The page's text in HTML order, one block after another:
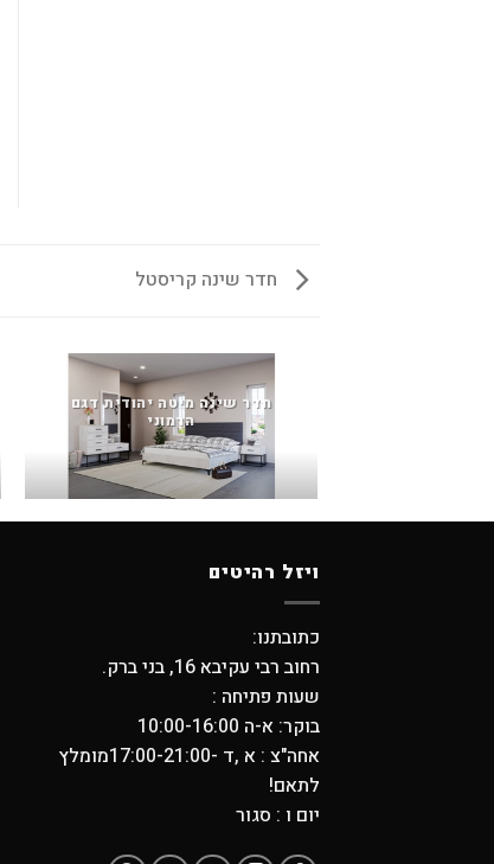
חדר שינה קריסטל
חדר שינה מיטה יהודית דגם
הרמוני
ויזל רהיטים
כתובתנו:
רחוב רבי עקיבא 16, בני ברק.
שעות פתיחה :
בוקר: א-ה 10:00-16:00
אחה"צ : א ,ד -17:00-21:00מומלץ
לתאם!
יום ו : סגור